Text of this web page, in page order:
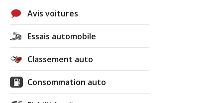
Avis voitures
Essais automobile
Classement auto
Consommation auto